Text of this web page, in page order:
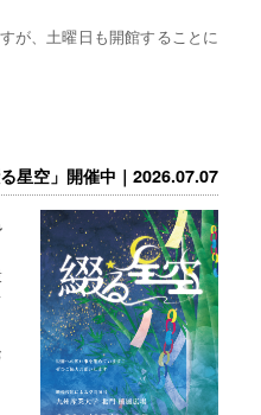
が、土曜日も開館することに
星空」開催中｜2026.07.07